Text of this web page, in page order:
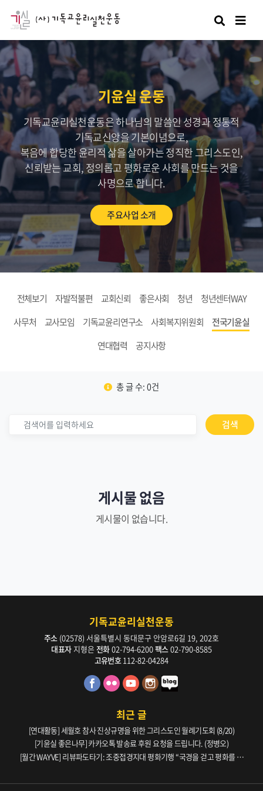
검색
기윤실 운동
기독교윤리실천운동은 하나님의 말씀인 성경과 정통적
기독교신앙을 기본이념으로,
복음에 합당한 윤리적 삶을 살아가는 정직한 그리스도인,
신뢰받는 교회, 정의롭고 평화로운 사회를 만드는 것을
사명으로 합니다.
주요사업 소개
전체보기 자발적불편 교회신뢰 좋은사회 청년
청년센터WAY
사무처
교사모임 기독교윤리연구소 사회복지위원회
전국기윤실
연대협력
공지사항
총 글 수: 0건
검색
게시물 없음
게시물이 없습니다.
기독교윤리실천운동
주소 (02578) 서울특별시 동대문구 안암로6길 19, 202호
대표자지형은 전화02-794-6200팩스 02-790-8585
고유번호 112-82-04284
최근 글
[연대활동] 세월호 참사 진상규명을 위한 그리스도인 월례기도회 (8/20)
[기윤실 좋은나무] 카카오톡 발송료 후원 요청을 드립니다. (정병오)
[월간 WAYVE] 리뷰파도타기: 조중접경지대 평화기행 “국경을 걷고 평화를 생